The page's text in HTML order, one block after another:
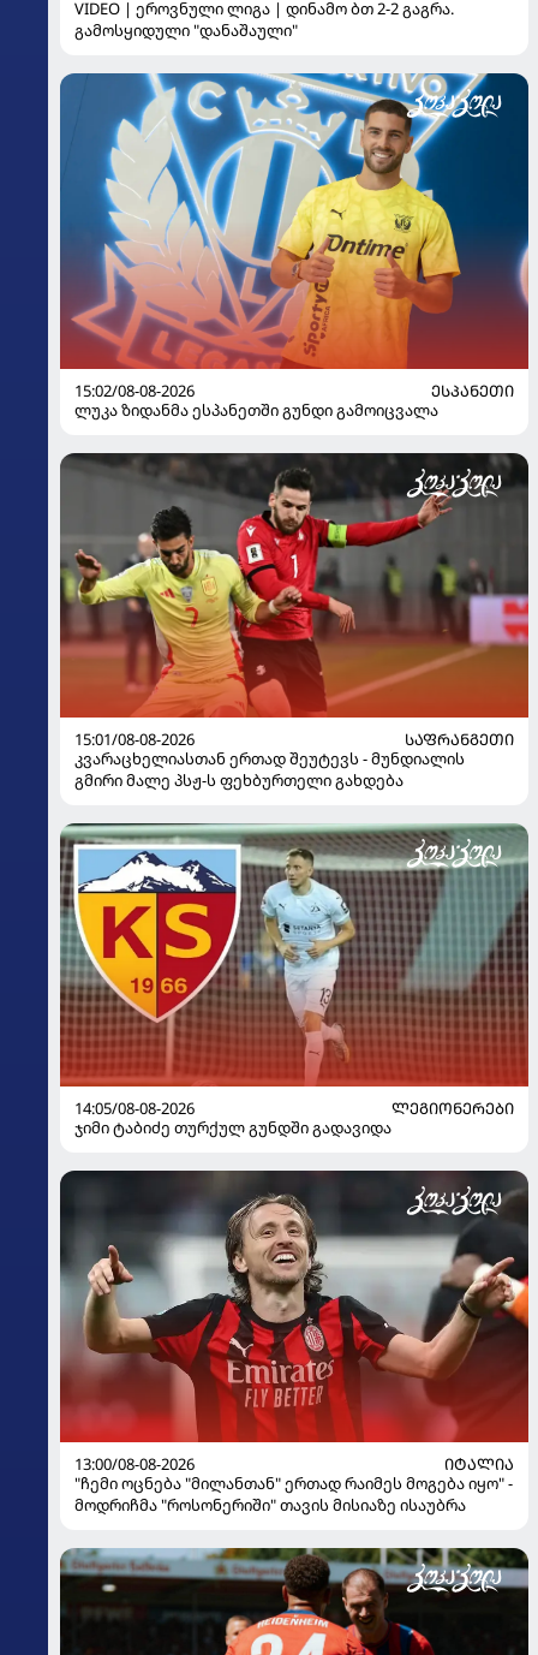
VIDEO | ეროვნული ლიგა | დინამო ბთ 2-2 გაგრა.
გამოსყიდული "დანაშაული"
15:02/08-08-2026
ᲔᲡᲞᲐᲜᲔᲗᲘ
ლუკა ზიდანმა ესპანეთში გუნდი გამოიცვალა
15:01/08-08-2026
ᲡᲐᲤᲠᲐᲜᲒᲔᲗᲘ
კვარაცხელიასთან ერთად შეუტევს - მუნდიალის
გმირი მალე პსჟ-ს ფეხბურთელი გახდება
14:05/08-08-2026
ᲚᲔᲒᲘᲝᲜᲔᲠᲔᲑᲘ
ჯიმი ტაბიძე თურქულ გუნდში გადავიდა
13:00/08-08-2026
ᲘᲢᲐᲚᲘᲐ
"ჩემი ოცნება "მილანთან" ერთად რაიმეს მოგება იყო" -
მოდრიჩმა "როსონერიში" თავის მისიაზე ისაუბრა